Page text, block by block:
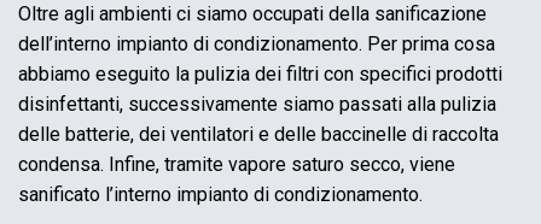
Oltre agli ambienti ci siamo occupati della sanificazione
dell’interno impianto di condizionamento. Per prima cosa
abbiamo eseguito la pulizia dei filtri con specifici prodotti
disinfettanti, successivamente siamo passati alla pulizia
delle batterie, dei ventilatori e delle baccinelle di raccolta
condensa. Infine, tramite vapore saturo secco, viene
sanificato l’interno impianto di condizionamento.